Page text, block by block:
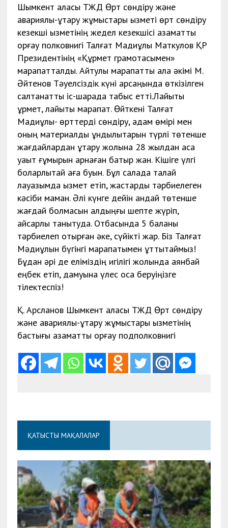
Шымкент қаласы ТЖД Өрт сөндіру және
авариялық-құтқару жұмыстары қызметі өрт сөндіру
кезекші қызметінің жедел кезекшісі азаматтық
қорғау полковнигі Талғат Мадиұлы Маткулов ҚР
Президентінің «Құрмет грамотасымен»
марапатталды. Айтулы марапатты қала әкімі М.
Әйтенов Тәуелсіздік күні қарсаңында өткізілген
салтанатты іс-шарада табыс етті.Лайықты
құрмет, лайықты марапат. Өйткені Талғат
Мадиұлы- өрттерді сөндіру, адам өмірі мен
оның материалдық құндылықтарын түрлі төтенше
жағдайлардан құтқару жолына 28 жылдан аса
уақыт ғұмырын арнаған батыр жан. Кішіге үлгі
боларлықтай аға буын. Бұл салада талай
лауазымда қызмет етіп, жастарды тәрбиелеген
кәсіби маман. Әлі күнге дейін қандай төтенше
жағдай болмасын алдыңғы шепте жүріп,
қайсарлық танытуда. Отбасында 5 баланы
тәрбиелеп отырған әке, сүйікті жар. Біз Талғат
Мәдиұлын бүгінгі марапатымен құттықтаймыз!
Бұдан әрі де еліміздің игілігі жолында аянбай
еңбек етіп, дамуына үлес қоса беруіңізге
тілектеспіз!
Қ. Арсланов Шымкент қаласы ТЖД Өрт сөндіру
және авариялық-құтқару жұмыстары қызметінің
бастығы азаматтық қорғау подполковнигі
ҚАТЫСТЫ МАҚАЛАЛАР